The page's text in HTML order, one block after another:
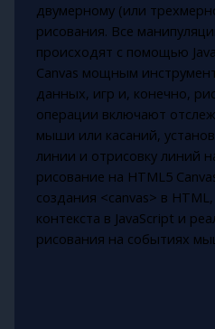
двумерному (или
рисования. Все
происходят с помощью
Canvas мощным
данных, игр и, конечно,
операции включают
мыши или касаний,
линии и отрисовку линий
рисование на HTML5
создания <canvas> в
контекста в JavaScript и
рисования на событиях